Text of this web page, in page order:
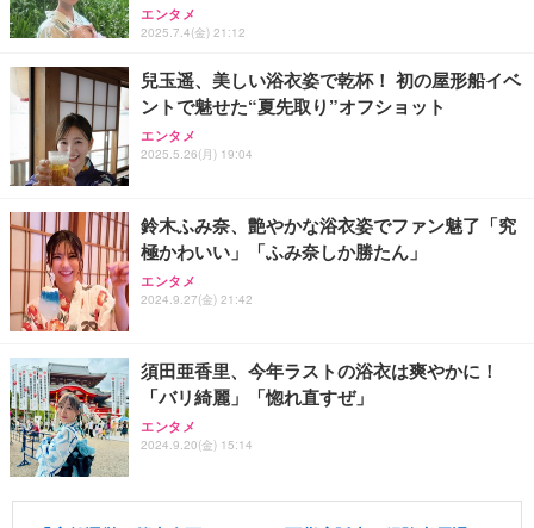
エンタメ
2025.7.4(金) 21:12
兒玉遥、美しい浴衣姿で乾杯！ 初の屋形船イベ
ントで魅せた“夏先取り”オフショット
エンタメ
2025.5.26(月) 19:04
鈴木ふみ奈、艶やかな浴衣姿でファン魅了「究
極かわいい」「ふみ奈しか勝たん」
エンタメ
2024.9.27(金) 21:42
須田亜香里、今年ラストの浴衣は爽やかに！
「バリ綺麗」「惚れ直すぜ」
エンタメ
2024.9.20(金) 15:14